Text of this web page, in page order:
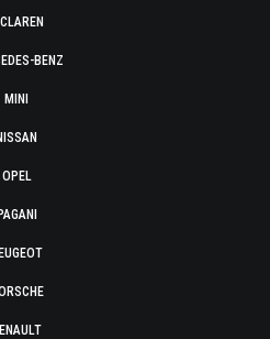
BENZ
MINI
OPEL
PAGANI